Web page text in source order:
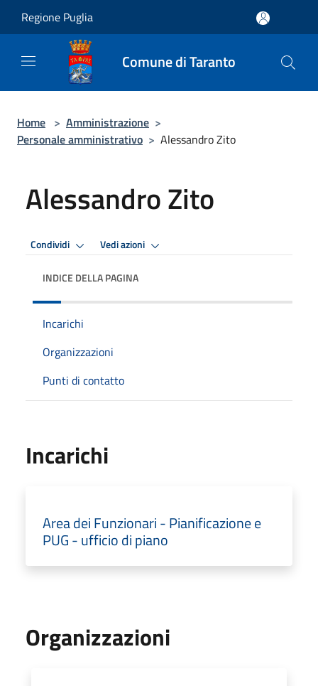
Regione Puglia
Comune di Taranto
Home > Amministrazione >
Personale amministrativo > Alessandro Zito
Alessandro Zito
Condividi Vedi azioni
INDICE DELLA PAGINA
Incarichi
Organizzazioni
Punti di contatto
Incarichi
Area dei Funzionari - Pianificazione e
PUG - ufficio di piano
Organizzazioni